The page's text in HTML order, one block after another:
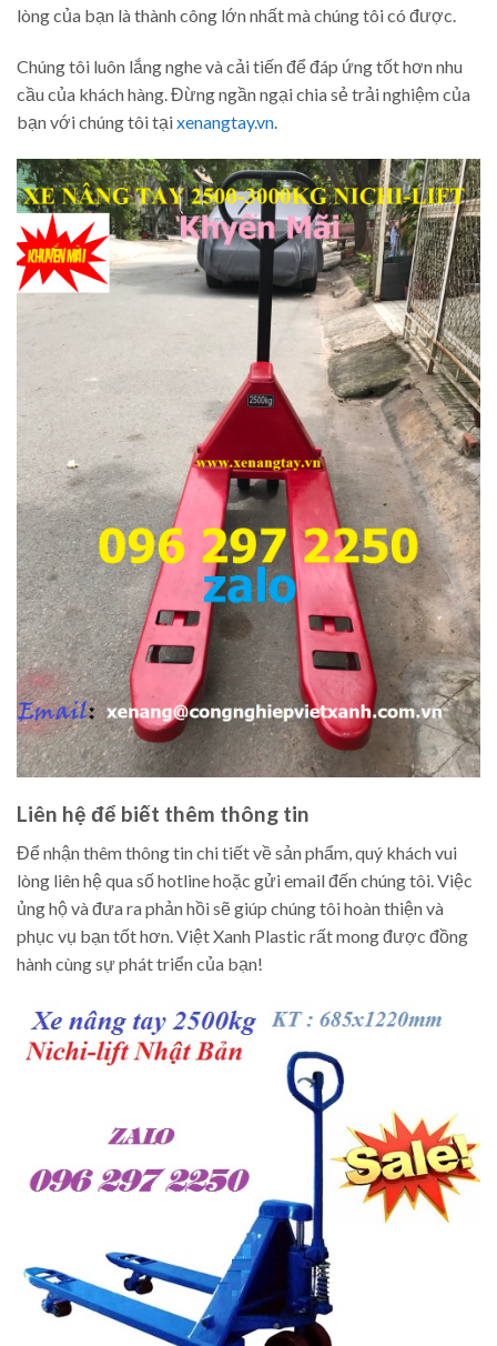
lòng của bạn là thành công lớn nhất mà chúng tôi có được.
Chúng tôi luôn lắng nghe và cải tiến để đáp ứng tốt hơn nhu
cầu của khách hàng. Đừng ngần ngại chia sẻ trải nghiệm của
bạn với chúng tôi tạixenangtay.vn.
Liên hệ để biết thêm thông tin
Để nhận thêm thông tin chi tiết về sản phẩm, quý khách vui
lòng liên hệ qua số hotline hoặc gửi email đến chúng tôi. Việc
ủng hộ và đưa ra phản hồi sẽ giúp chúng tôi hoàn thiện và
phục vụ bạn tốt hơn. Việt Xanh Plastic rất mong được đồng
hành cùng sự phát triển của bạn!